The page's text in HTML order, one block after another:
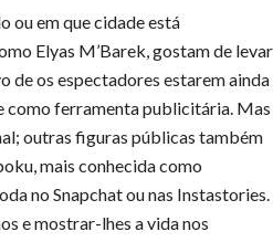
ou em que cidade está
Elyas M’Barek, gostam de levar
de os espectadores estarem ainda
como ferramenta publicitária. Mas
outras figuras públicas também
mais conhecida como
no Snapchat ou nas Instastories.
e mostrar-lhes a vida nos